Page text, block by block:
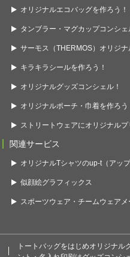
オリジナルエコバッグを作ろう！
タンブラー・マグカップコンシェ
サーモス（THERMOS）オリジナ
キラキラシールを作ろう！
オリジナルグッズコンシェル！
オリジナルポーチ・巾着を作ろう
ストリートウェアにオリジナルプ
関連サービス
オリジナルTシャツのup-t（アップ
似顔絵グラフィックス
スポーツウェア・チームウェア
トートバッグをはじめオリジナル